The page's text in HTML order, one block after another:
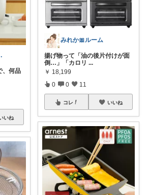
暮らし
、何品
いね
みれか🎀ルーム
揚げ物って「油の後片付けが面
倒…」「カロリ ...
￥ 18,199
0 0 11
コレ いいね